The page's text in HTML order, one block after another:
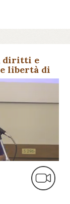
diritti e
libertà di